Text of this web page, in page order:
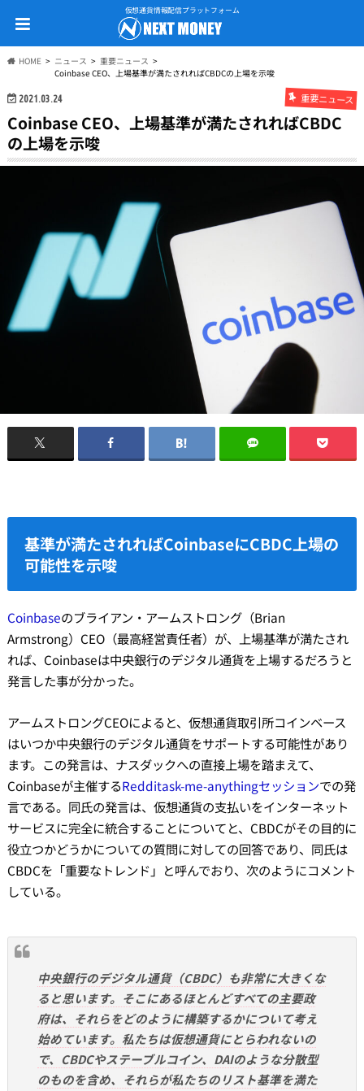
仮想通貨情報配信プラットフォーム
HOME ニュース
重要ニュース
Coinbase CEO、上場基準が満たされればCBDCの上場を示唆
2021.03.24 重要ニュース
Coinbase CEO、上場基準が満たされればCBDC
の上場を示唆
基準が満たされればCoinbaseにCBDC上場の
可能性を示唆
Coinbaseのブライアン・アームストロング（Brian
Armstrong）CEO（最高経営責任者）が、上場基準が満たされ
れば、Coinbaseは中央銀行のデジタル通貨を上場するだろうと
発言した事が分かった。
アームストロングCEOによると、仮想通貨取引所コインベース
はいつか中央銀行のデジタル通貨をサポートする可能性があり
ます。この発言は、ナスダックへの直接上場を踏まえて、
Coinbaseが主催するRedditask-me-anythingセッションでの発
言である。同氏の発言は、仮想通貨の支払いをインターネット
サービスに完全に統合することについてと、CBDCがその目的に
役立つかどうかについての質問に対しての回答であり、同氏は
CBDCを「重要なトレンド」と呼んでおり、次のようにコメント
している。
中央銀行のデジタル通貨（CBDC）も非常に大きくな
ると思います。そこにあるほとんどすべての主要政
府は、それらをどのように構築するかについて考え
始めています。私たちは仮想通貨にとらわれないの
で、CBDCやステーブルコイン、DAIのような分散型
のものを含め、それらが私たちのリスト基準を満た